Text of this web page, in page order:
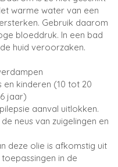
warme water van een
Gebruik daarom
bloeddruk. In een bad
huid veroorzaken.
en kinderen (10 tot 20
jaar)
aanval uitlokken.
neus van zuigelingen en
deze olie is afkomstig uit
in de